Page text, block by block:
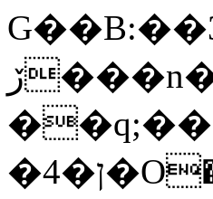
ڒ���n����%J^�}